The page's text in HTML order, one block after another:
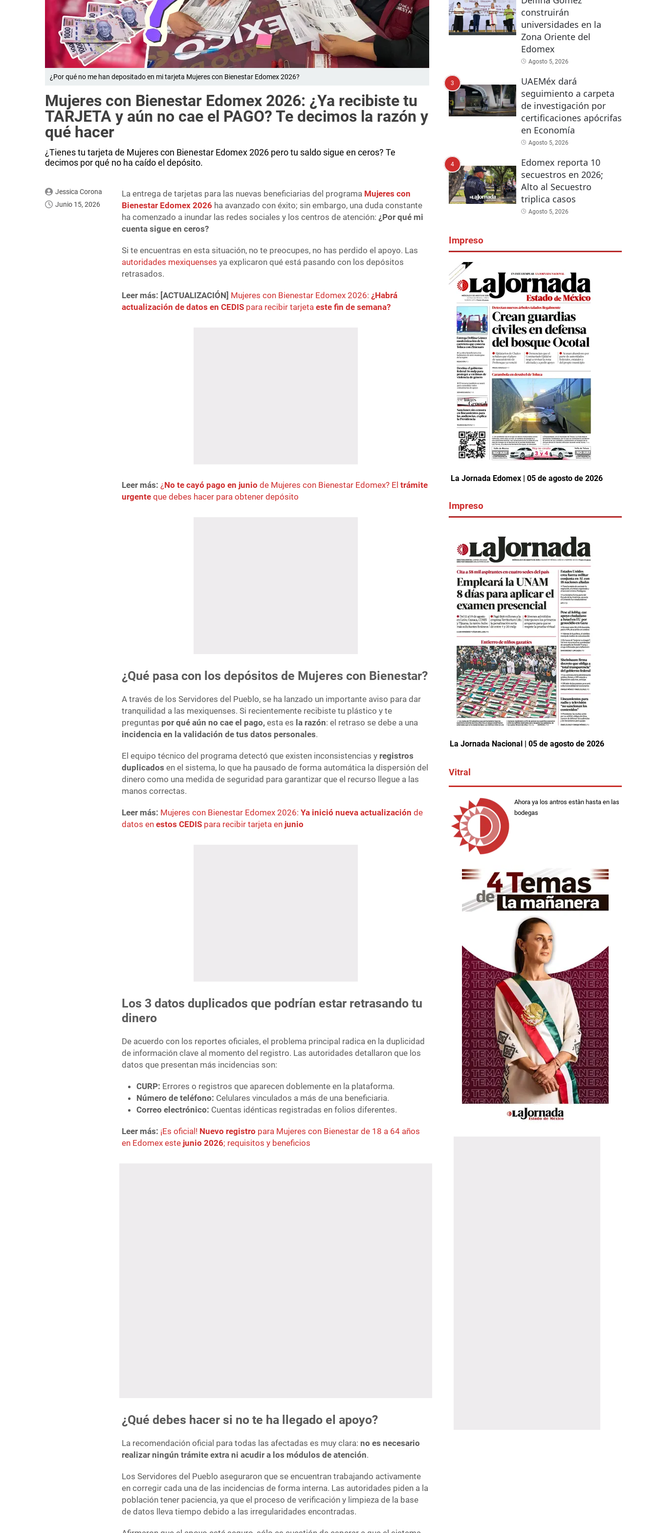
¿Por qué no me han depositado en mi tarjeta Mujeres con Bienestar Edomex 2026?
Mujeres con Bienestar Edomex 2026: ¿Ya recibiste tu
TARJETA y aún no cae el PAGO? Te decimos la razón y
qué hacer
¿Tienes tu tarjeta de Mujeres con Bienestar Edomex 2026 pero tu saldo sigue en ceros? Te
decimos por qué no ha caído el depósito.
Jessica Corona
Junio 15, 2026
La entrega de tarjetas para las nuevas beneficiarias del programa Mujeres con
Bienestar Edomex 2026 ha avanzado con éxito; sin embargo, una duda constante
ha comenzado a inundar las redes sociales y los centros de atención:¿Por qué mi
cuenta sigue en ceros?
Si te encuentras en esta situación, no te preocupes, no has perdido el apoyo. Las
autoridades mexiquenses ya explicaron qué está pasando con los depósitos
retrasados.
Leer más: [ACTUALIZACIÓN] Mujeres con Bienestar Edomex 2026:¿Habrá
actualización de datos en CEDIS para recibir tarjeta este fin de semana?
Leer más:¿ No te cayó pago en juniode Mujeres con Bienestar Edomex? Eltrámite
urgente que debes hacer para obtener depósito
¿Qué pasa con los depósitos de Mujeres con Bienestar?
A través de los Servidores del Pueblo, se ha lanzado un importante aviso para dar
tranquilidad a las mexiquenses. Si recientemente recibiste tu plástico y te
preguntas por qué aún no cae el pago,esta es la razón: el retraso se debe a una
incidencia en la validación de tus datos personales.
El equipo técnico del programa detectó que existen inconsistencias y registros
duplicadosen el sistema, lo que ha pausado de forma automática la dispersión del
dinero como una medida de seguridad para garantizar que el recurso llegue a las
manos correctas.
Leer más: Mujeres con Bienestar Edomex 2026:Ya inició nueva actualizaciónde
datos enestos CEDIS para recibir tarjeta en junio
Los 3 datos duplicados que podrían estar retrasando tu
dinero
De acuerdo con los reportes oficiales, el problema principal radica en la duplicidad
de información clave al momento del registro. Las autoridades detallaron que los
datos que presentan más incidencias son:
CURP: Errores o registros que aparecen doblemente en la plataforma.
Número de teléfono: Celulares vinculados a más de una beneficiaria.
Correo electrónico: Cuentas idénticas registradas en folios diferentes.
Leer más: ¡Es oficial! Nuevo registro para Mujeres con Bienestar de 18 a 64 años
en Edomex este junio 2026; requisitos y beneficios
¿Qué debes hacer si no te ha llegado el apoyo?
La recomendación oficial para todas las afectadas es muy clara: no es necesario
realizar ningún trámite extra ni acudir a los módulos de atención.
Los Servidores del Pueblo aseguraron que se encuentran trabajando activamente
en corregir cada una de las incidencias de forma interna. Las autoridades piden a la
población tener paciencia, ya que el proceso de verificación y limpieza de la base
de datos lleva tiempo debido a las irregularidades encontradas.
construirán
universidades en la
Zona Oriente del
Edomex
Agosto 5, 2026
3
UAEMéx dará
seguimiento a carpeta
de investigación por
certificaciones apócrifas
en Economía
Agosto 5, 2026
4
Edomex reporta 10
secuestros en 2026;
Alto al Secuestro
triplica casos
Agosto 5, 2026
Impreso
La Jornada Edomex | 05 de agosto de 2026
Impreso
La Jornada Nacional | 05 de agosto de 2026
Vitral
Ahora ya los antros estàn hasta en las
bodegas